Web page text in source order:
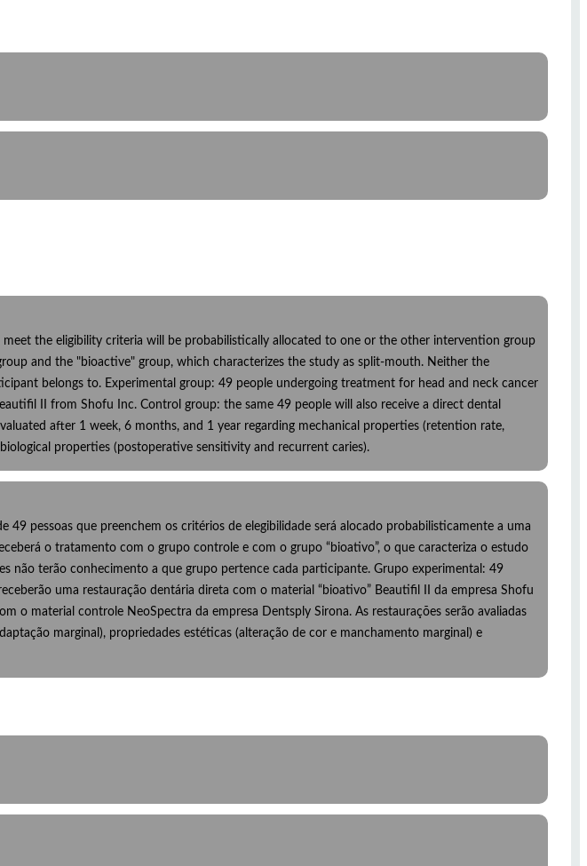
the eligibility criteria will be probabilistically allocated to one or the other intervention group
and the "bioactive" group, which characterizes the study as split-mouth. Neither the
belongs to. Experimental group: 49 people undergoing treatment for head and neck cancer
II from Shofu Inc. Control group: the same 49 people will also receive a direct dental
after 1 week, 6 months, and 1 year regarding mechanical properties (retention rate,
properties (postoperative sensitivity and recurrent caries).
pessoas que preenchem os critérios de elegibilidade será alocado probabilisticamente a uma
o tratamento com o grupo controle e com o grupo “bioativo”, o que caracteriza o estudo
não terão conhecimento a que grupo pertence cada participante. Grupo experimental: 49
uma restauração dentária direta com o material “bioativo” Beautifil II da empresa Shofu
o material controle NeoSpectra da empresa Dentsply Sirona. As restaurações serão avaliadas
marginal), propriedades estéticas (alteração de cor e manchamento marginal) e